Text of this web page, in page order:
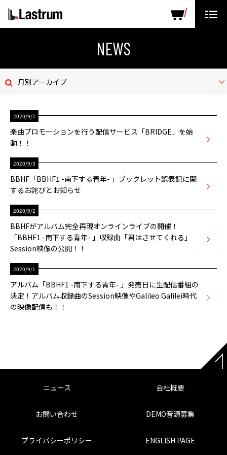
LABEL PRODUCTS
お問い合わせ
デモテープ
プライバシーポリシー
NEWS
月別アーカイブ
2020/9/7
楽曲プロモーションを行う配信サービス「BRIDGE」を始
動！！
2020/9/3
BBHF「BBHF1 -南下する青年- 」ブックレット誤表記に関
するお詫びとお知らせ
2020/9/2
BBHFがアルバム完全再現オンラインライブの開催！
「BBHF1 -南下する青年- 」収録曲「君はさせてくれる」
Session映像の公開！！
2020/9/1
アルバム「BBHF1 -南下する青年- 」発売日に生配信番組の
決定！アルバム収録曲のSession映像やGalileo Galilei時代
の映像配信も！！
ニュース 会社概要
お問い合わせ DEMO音源募集
プライバシーポリシー ENGLISH PAGE